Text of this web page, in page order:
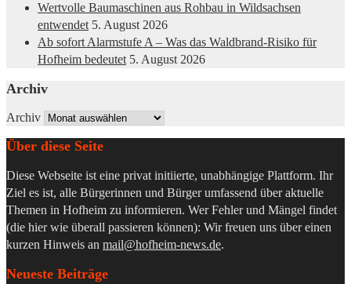
Wertvolle Baumaschinen aus Rohbau in Wildsachsen
entwendet 5. August 2026
Ab sofort Alarmstufe A – Was das Waldbrand-Risiko für
Hofheim bedeutet 5. August 2026
Archiv
Archiv
Über diese Seite
Diese Webseite ist eine privat initiierte, unabhängige Plattform. Ihr
Ziel es ist, alle Bürgerinnen und Bürger umfassend über aktuelle
Themen in Hofheim zu informieren. Wer Fehler und Mängel findet
(die hier wie überall passieren können): Wir freuen uns über einen
kurzen Hinweis an mail@hofheim-news.de.
Neueste Beiträge